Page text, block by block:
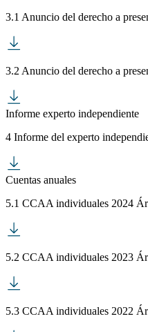
3.1 Anuncio del derecho a
3.2 Anuncio del derecho a
Informe experto independiente
4 Informe del experto
Cuentas anuales
5.1 CCAA individuales 2024
5.2 CCAA individuales 2023
5.3 CCAA individuales 2022